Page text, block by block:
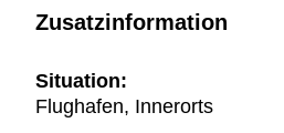
Zusatzinformation
Situation:
Flughafen, Innerorts